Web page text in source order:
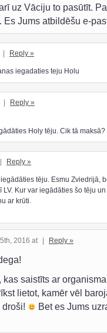
uz Vāciju to pasūtīt.
Es Jums atbildēšu e-
Reply »
iegadaties teju Holu
| Reply »
Holy tēju. Cik tā maksā?
Reply »
tēju. Esmu Zviedrijā,
Kur var iegādāties šo tēju
ar krūti.
2016 at Reply »
kas saistīts ar organisma
lietot, kamēr vēl
droši!
Bet es Jums